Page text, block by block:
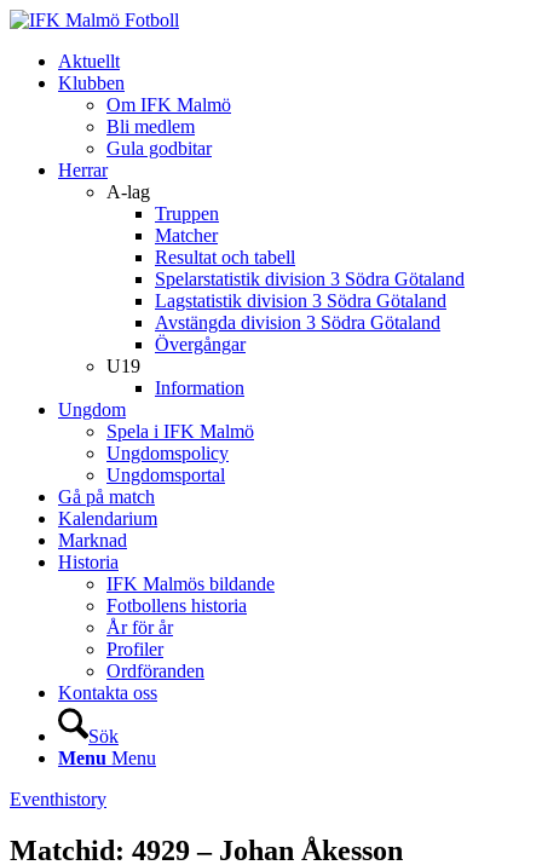
Aktuellt
Klubben
Om IFK Malmö
Bli medlem
Gula godbitar
Herrar
A-lag
Truppen
Matcher
Resultat och tabell
Spelarstatistik division 3 Södra Götaland
Lagstatistik division 3 Södra Götaland
Avstängda division 3 Södra Götaland
Övergångar
U19
Information
Ungdom
Spela i IFK Malmö
Ungdomspolicy
Ungdomsportal
Gå på match
Kalendarium
Marknad
Historia
IFK Malmös bildande
Fotbollens historia
År för år
Profiler
Ordföranden
Kontakta oss
Sök
Menu Menu
Eventhistory
Matchid: 4929 – Johan Åkesson